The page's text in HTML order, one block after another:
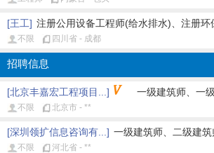
[王工] 注册公用设备工程师(给水排水)、注册环
不限
四川省 - 成都
招聘信息
[北京丰嘉宏工程项目...] 一级建筑师、一
不限
北京市 - **
[深圳领扩信息咨询有...] 一级建筑师、二级建
不限
河北省 - **